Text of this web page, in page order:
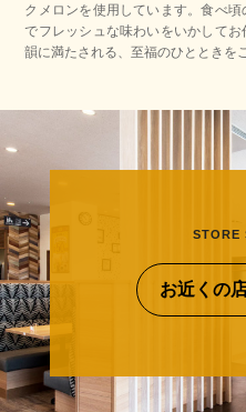
クメロンを使用しています。食べ
でフレッシュな味わいをいかして
韻に満たされる、至福のひとときを
STORE
お近くの